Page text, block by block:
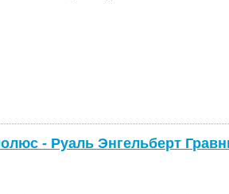
- Руаль Энгельберт